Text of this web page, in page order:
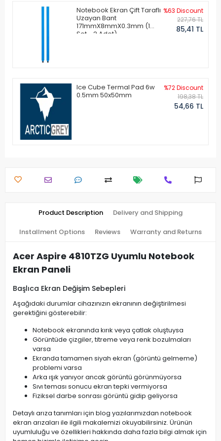
Notebook Ekran Çift Taraflı
Uzayan Bant
171mmX8mmX0.3mm (1
Set - 2 Adet)
%63 Discount
227,76 TL
85,41 TL
Ice Cube Termal Pad 6w
0.5mm 50x50mm
%72 Discount
198,38 TL
54,66 TL
Product Description Delivery and Shipping
Installment Options Reviews Warranty and Returns
Acer Aspire 4810TZG Uyumlu Notebook
Ekran Paneli
Başlıca Ekran Değişim Sebepleri
Aşağıdaki durumlar cihazınızın ekranının değiştirilmesi
gerektiğini gösterebilir:
Notebook ekranında kırık veya çatlak oluştuysa
Görüntüde çizgiler, titreme veya renk bozulmaları
varsa
Ekranda tamamen siyah ekran (görüntü gelmeme)
problemi varsa
Arka ışık yanıyor ancak görüntü görünmüyorsa
Sıvı teması sonucu ekran tepki vermiyorsa
Fiziksel darbe sonrası görüntü gidip geliyorsa
Detaylı arıza tanımları için blog yazılarımızdan notebook
ekran arızaları ile ilgili makalemizi okuyabilirsiniz. Ürünün
uyumluluğu ve özellikleri hakkında daha fazla bilgi almak için